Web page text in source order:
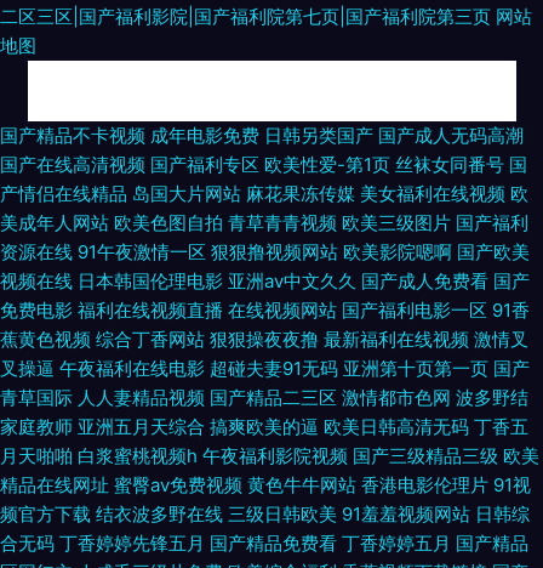
二区三区|国产福利影院|国产福利院第七页|国产福利院第三页 网站
地图
偷精品无码久久久久蜜桃软件 男人天堂激情AV黑丝 人人超色 久久曰产精品
久久 91蝌蚪porn色 亚洲精品夜夜 麻豆人妻视频网站 91精品专区 亚洲色图激
情久久 精品国产久久 日韩黃色網 日韩国语 成人无码精品乱 国产成人超碰在
线 欧美韩日在线一卡二卡 91下载成人 91的美女视频 精品彩色动漫999 伊人
久热精品在 少妇性HD 国产精品久久不能 九一国产网站 女优网站在线观看
91撸管视频 色综合100p 国产ww99视频 海量电影全部免费观看 人妖伪娘视
频 福利社五区 男人av第一区 欧美免费看 99精品综合在线看 日日超碰www
国产精品不卡视频 成年电影免费 日韩另类国产 国产成人无码高潮
国产在线高清视频 国产福利专区 欧美性爱-第1页 丝袜女同番号 国
产情侣在线精品 岛国大片网站 麻花果冻传媒 美女福利在线视频 欧
美成年人网站 欧美色图自拍 青草青青视频 欧美三级图片 国产福利
资源在线 91午夜激情一区 狠狠撸视频网站 欧美影院嗯啊 国产欧美
视频在线 日本韩国伦理电影 亚洲av中文久久 国产成人免费看 国产
免费电影 福利在线视频直播 在线视频网站 国产福利电影一区 91香
蕉黄色视频 综合丁香网站 狠狠操夜夜撸 最新福利在线视频 激情叉
叉操逼 午夜福利在线电影 超碰夫妻91无码 亚洲第十页第一页 国产
青草国际 人人妻精品视频 国产精品二三区 激情都市色网 波多野结
家庭教师 亚洲五月天综合 搞爽欧美的逼 欧美日韩高清无码 丁香五
月天啪啪 白浆蜜桃视频h 午夜福利影院视频 国产三级精品三级 欧美
精品在线网址 蜜臀av免费视频 黄色牛牛网站 香港电影伦理片 91视
频官方下载 结衣波多野在线 三级日韩欧美 91羞羞视频网站 日韩综
合无码 丁香婷婷先锋五月 国产精品免费看 丁香婷婷五月 国产精品